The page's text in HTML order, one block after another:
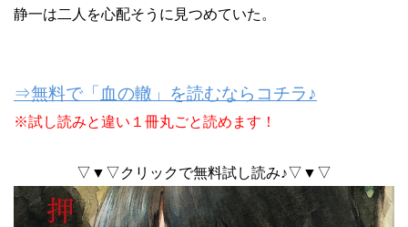
静一は二人を心配そうに見つめていた。
⇒無料で「血の轍」を読むならコチラ♪
※試し読みと違い１冊丸ごと読めます！
▽▼▽クリックで無料試し読み♪▽▼▽